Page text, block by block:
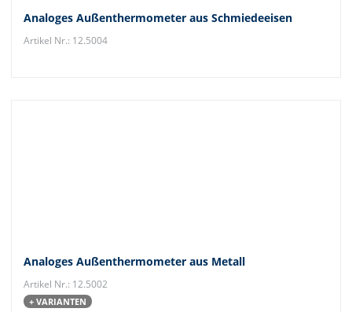
Analoges Außenthermometer aus Schmiedeeisen
Artikel Nr.: 12.5004
Analoges Außenthermometer aus Metall
Artikel Nr.: 12.5002
+ VARIANTEN